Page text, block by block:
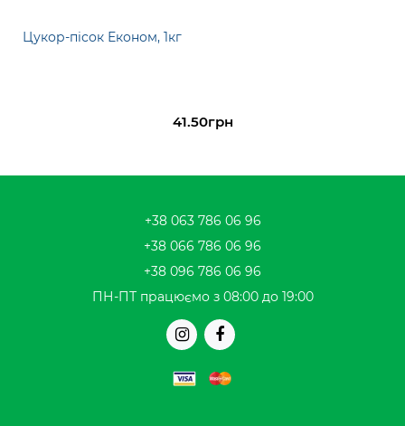
Цукор-пісок Економ, 1кг
41.50грн
+38 063 786 06 96
+38 066 786 06 96
+38 096 786 06 96
ПН-ПТ працюємо з 08:00 до 19:00